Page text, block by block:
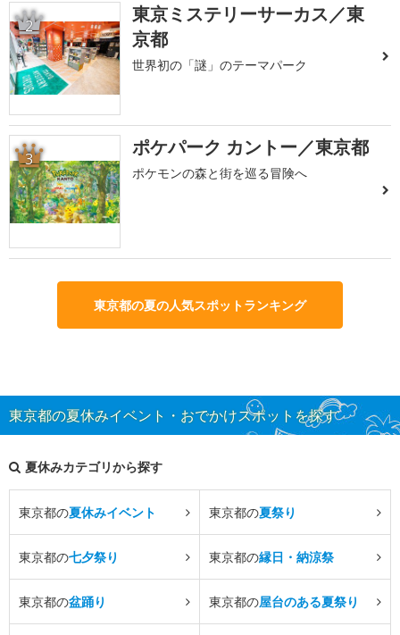
2
東京ミステリーサーカス／東
京都
世界初の「謎」のテーマパーク
3 ポケパーク カントー／東京都
ポケモンの森と街を巡る冒険へ
東京都の夏の人気スポットランキング
東京都の夏休みイベント・おでかけスポットを探す
夏休みカテゴリから探す
東京都の夏休みイベント 東京都の夏祭り
東京都の七夕祭り 東京都の縁日・納涼祭
東京都の盆踊り 東京都の屋台のある夏祭り